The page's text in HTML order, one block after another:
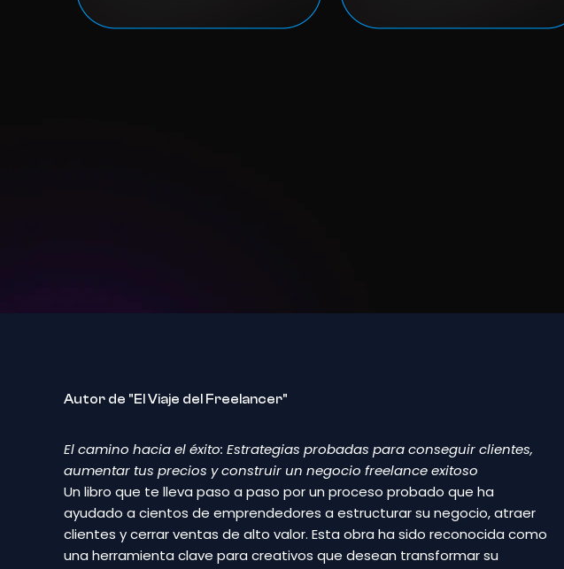
Autor de "El Viaje del Freelancer"
Elcamino haciaeléxito: Estrategias probadas paraconseguirclientes,
aumentar tus precios yconstruirun negocio freelanceexitoso
Un libro que te lleva paso a paso porun proceso probado que ha
ayudado a cientos de emprendedores a estructurarsu negocio,atraer
clientes ycerrarventas de alto valor. Esta obra ha sido reconocida como
una herramienta clave para creativos que desean transformarsu